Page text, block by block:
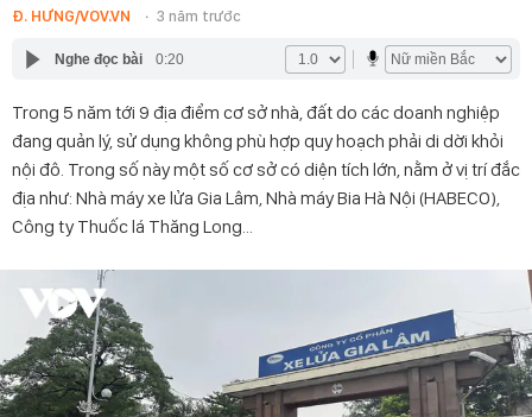
Đ. HƯNG/VOV.VN 3 năm trước
Nghe đọc bài 0:20
Trong 5 năm tới 9 địa điểm cơ sở nhà, đất do các doanh nghiệp
đang quản lý, sử dụng không phù hợp quy hoạch phải di dời khỏi
nội đô. Trong số này một số cơ sở có diện tích lớn, nằm ở vị trí đắc
địa như: Nhà máy xe lửa Gia Lâm, Nhà máy Bia Hà Nội (HABECO),
Công ty Thuốc lá Thăng Long...